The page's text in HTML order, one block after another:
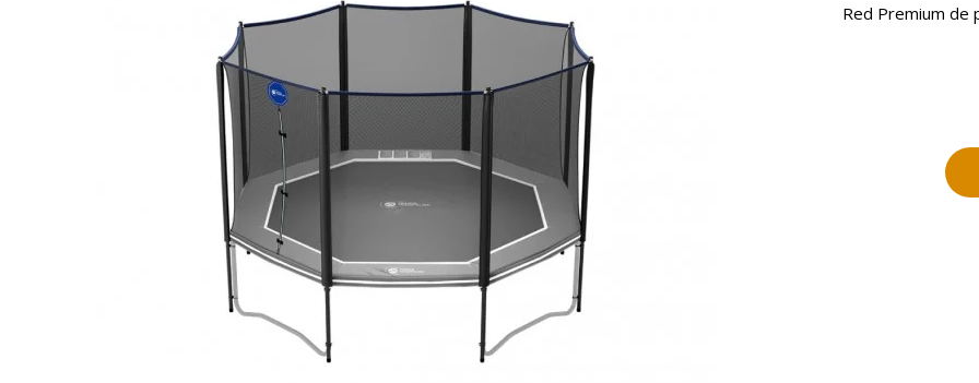
Red Premium de